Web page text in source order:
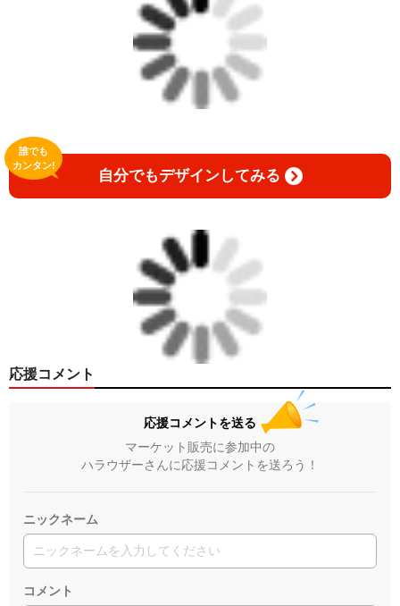
自分でもデザインしてみる
誰でも
カンタン!
応援コメント
応援コメントを送る
マーケット販売に参加中の
ハラウザーさんに応援コメントを送ろう！
ニックネーム
コメント